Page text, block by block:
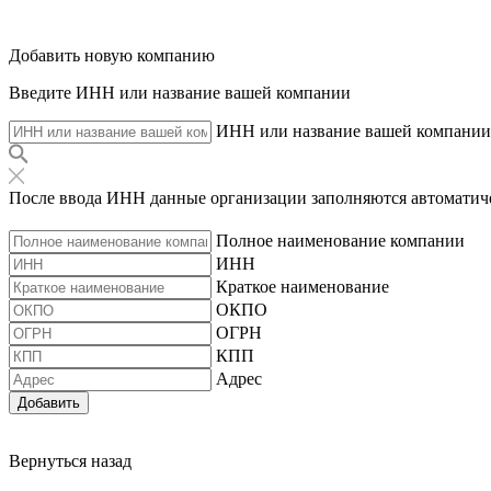
Добавить новую компанию
Введите ИНН или название вашей компании
ИНН или название вашей компании
После ввода ИНН данные организации заполняются
Полное наименование компании
ИНН
Краткое наименование
ОКПО
ОГРН
КПП
Адрес
Добавить
Вернуться назад